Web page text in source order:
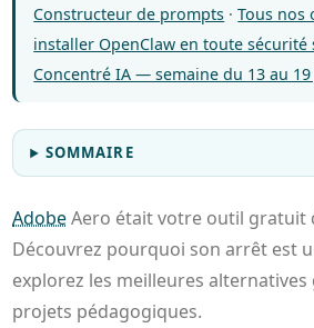
Constructeur de prompts ·Tous nos
installer OpenClaw en toute sécurité
Concentré IA — semaine du 13 au
SOMMAIRE
AdobeAero était votre outil gratuit
Découvrez pourquoi son arrêt est
explorez les meilleures
projets pédagogiques.